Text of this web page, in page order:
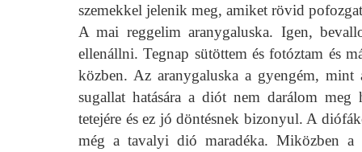
szemekkel jelenik meg, amiket rövid
A mai reggelim aranygaluska. Igen,
ellenállni. Tegnap sütöttem és fotóztam és
közben. Az aranygaluska a gyengém,
sugallat hatására a diót nem darálom meg
tetejére és ez jó döntésnek bizonyul. A
még a tavalyi dió maradéka. Miközben a